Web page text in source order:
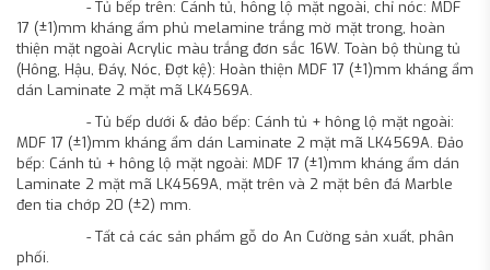
- Tủ bếp trên: Cánh tủ, hông lộ mặt ngoài, chỉ nóc: MDF
17 (±1)mm kháng ẩm phủ melamine trắng mờ mặt trong, hoàn
thiện mặt ngoài Acrylic màu trắng đơn sắc 16W. Toàn bộ thùng tủ
(Hông, Hậu, Đáy, Nóc, Đợt kệ): Hoàn thiện MDF 17 (±1)mm kháng ẩm
dán Laminate 2 mặt mã LK4569A.
- Tủ bếp dưới & đảo bếp: Cánh tủ + hông lộ mặt ngoài:
MDF 17 (±1)mm kháng ẩm dán Laminate 2 mặt mã LK4569A. Đảo
bếp: Cánh tủ + hông lộ mặt ngoài: MDF 17 (±1)mm kháng ẩm dán
Laminate 2 mặt mã LK4569A, mặt trên và 2 mặt bên đá Marble
đen tia chớp 20 (±2) mm.
- Tất cả các sản phẩm gỗ do An Cường sản xuất, phân
phối.